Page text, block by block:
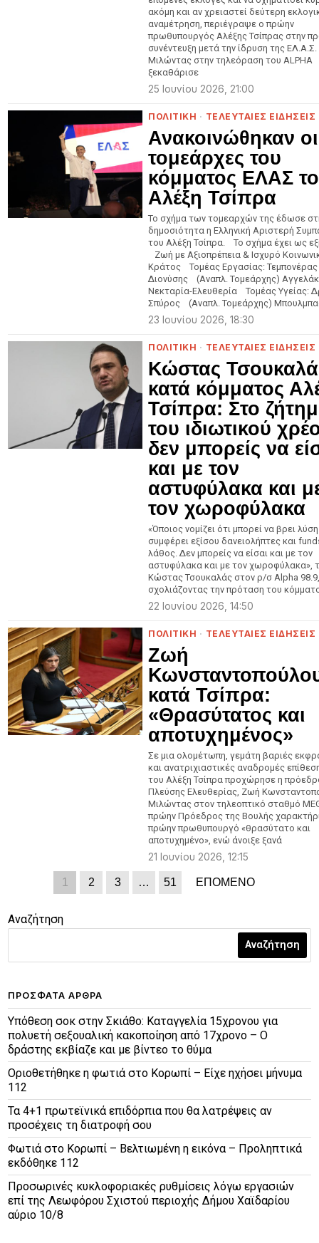
ακόμη και αν χρειαστεί δεύτερη
αναμέτρηση, περιέγραψε ο πρώην
πρωθυπουργός Αλέξης Τσίπρας στην
συνέντευξη μετά την ίδρυση της ΕΛ.Α.Σ.
Μιλώντας στην τηλεόραση του ALPHA
ξεκαθάρισε
25 Ιουνίου 2026, 21:00
ΠΟΛΙΤΙΚΗ · ΤΕΛΕΥΤΑΙΕΣ ΕΙΔΗΣΕΙΣ
Ανακοινώθηκαν οι
τομεάρχες του
κόμματος ΕΛΑΣ
Αλέξη Τσίπρα
Το σχήμα των τομεαρχών της έδωσε
δημοσιότητα η Ελληνική Αριστερή
του Αλέξη Τσίπρα. Το σχήμα έχει ως
Ζωή με Αξιοπρέπεια & Ισχυρό
Κράτος Τομέας Εργασίας: Τεμπονέρας
Διονύσης (Αναπλ. Τομεάρχης)
Νεκταρία-Ελευθερία Τομέας Υγείας:
Σπύρος (Αναπλ. Τομεάρχης)
23 Ιουνίου 2026, 18:30
ΠΟΛΙΤΙΚΗ · ΤΕΛΕΥΤΑΙΕΣ ΕΙΔΗΣΕΙΣ
Κώστας
κατά κόμματος
Τσίπρα: Στο
του ιδιωτικού
δεν μπορείς να
και με τον
αστυφύλακα και
τον χωροφύλακα
«Όποιος νομίζει ότι μπορεί να βρει
συμφέρει εξίσου δανειολήπτες και
λάθος. Δεν μπορείς να είσαι και με τον
αστυφύλακα και με τον χωροφύλακα»,
Κώστας Τσουκαλάς στον ρ/σ Alpha 98.9,
σχολιάζοντας την πρόταση του
22 Ιουνίου 2026, 14:50
ΠΟΛΙΤΙΚΗ · ΤΕΛΕΥΤΑΙΕΣ ΕΙΔΗΣΕΙΣ
Ζωή
κατά Τσίπρα:
«Θρασύτατος και
αποτυχημένος»
Σε μια ολομέτωπη, γεμάτη βαριές
και ανατριχιαστικές αναδρομές
του Αλέξη Τσίπρα προχώρησε η
Πλεύσης Ελευθερίας, Ζωή
Μιλώντας στον τηλεοπτικό σταθμό
πρώην Πρόεδρος της Βουλής
πρώην πρωθυπουργό «θρασύτατο και
αποτυχημένο», ενώ άνοιξε ξανά
21 Ιουνίου 2026, 12:15
1 2 3 … 51 ΕΠΟΜΕΝΟ
Αναζήτηση
Αναζήτηση
ΠΡΌΣΦΑΤΑ ΆΡΘΡΑ
Υπόθεση σοκ στην Σκιάθο: Καταγγελία 15χρονου για
πολυετή σεξουαλική κακοποίηση από 17χρονο – Ο
δράστης εκβίαζε και με βίντεο το θύμα
Οριοθετήθηκε η φωτιά στο Κορωπί – Είχε ηχήσει μήνυμα
112
Τα 4+1 πρωτεϊνικά επιδόρπια που θα λατρέψεις αν
προσέχεις τη διατροφή σου
Φωτιά στο Κορωπί – Βελτιωμένη η εικόνα – Προληπτικά
εκδόθηκε 112
Προσωρινές κυκλοφοριακές ρυθμίσεις λόγω εργασιών
επί της Λεωφόρου Σχιστού περιοχής Δήμου Χαϊδαρίου
αύριο 10/8